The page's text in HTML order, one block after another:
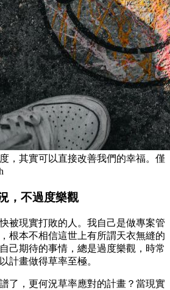
，其實可以直接改善我們的幸福。僅
，不過度樂觀
被現實打敗的人。我自己是做專案管
根本不相信這世上有所謂天衣無縫的
己期待的事情，總是過度樂觀，時常
計畫做得草率至極。
了，更何況草率應對的計畫？當現實